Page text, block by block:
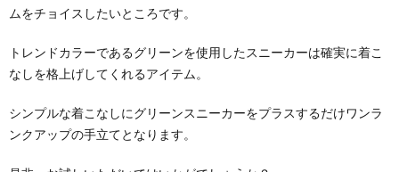
ムをチョイスしたいところです。
トレンドカラーであるグリーンを使用したスニーカーは確実に着こ
なしを格上げしてくれるアイテム。
シンプルな着こなしにグリーンスニーカーをプラスするだけワンラ
ンクアップの手立てとなります。